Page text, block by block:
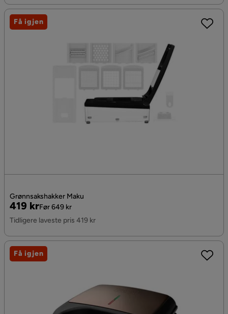
Grønnsakshakker Maku
Pris
419 kr
Original
Pris
Før 649 kr
Tidligere laveste pris 419 kr
Få igjen
Få igjen